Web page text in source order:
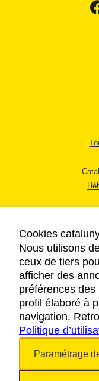
Cookies
Nous utilisons
ceux de tiers
afficher des
préférences des
profil élaboré à
navigation.
Politique
Paramétrage